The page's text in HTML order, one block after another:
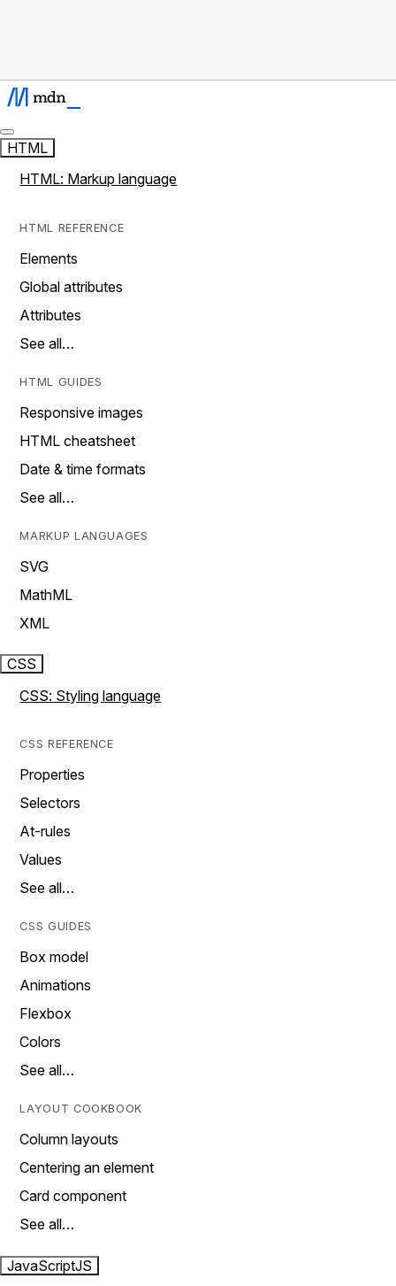
HTML
HTML: Markup language
HTML REFERENCE
Elements
Global attributes
Attributes
See all…
HTML GUIDES
Responsive images
HTML cheatsheet
Date & time formats
See all…
MARKUP LANGUAGES
SVG
MathML
XML
CSS
CSS: Styling language
CSS REFERENCE
Properties
Selectors
At-rules
Values
See all…
CSS GUIDES
Box model
Animations
Flexbox
Colors
See all…
LAYOUT COOKBOOK
Column layouts
Centering an element
Card component
See all…
JavaScriptJS